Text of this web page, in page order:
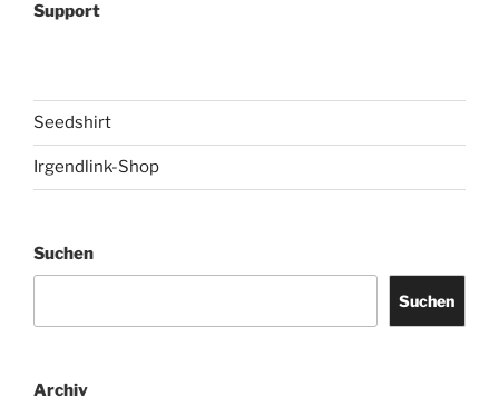
Support
Seedshirt
Irgendlink-Shop
Suchen
Suchen
Archiv